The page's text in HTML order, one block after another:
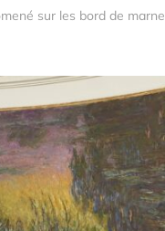
sur les bord de marne